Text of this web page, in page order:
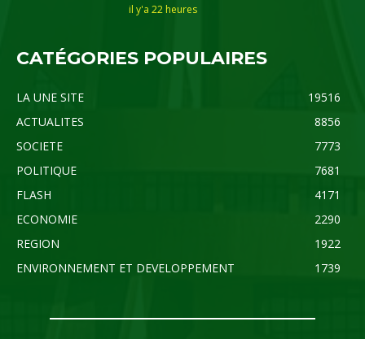
il y'a 22 heures
CATÉGORIES POPULAIRES
LA UNE SITE
19516
ACTUALITES
8856
SOCIETE
7773
POLITIQUE
7681
FLASH
4171
ECONOMIE
2290
REGION
1922
ENVIRONNEMENT ET DEVELOPPEMENT
1739